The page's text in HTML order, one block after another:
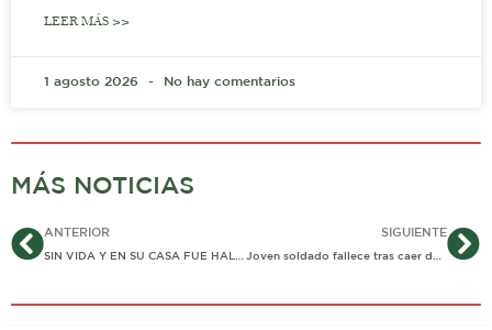
LEER MÁS >>
1 agosto 2026 No hay comentarios
MÁS NOTICIAS
AntANTERIOR
SIN VIDA Y EN SU CASA FUE HALLADO RECONOCIDO LÍDER COMUNAL DE YOPAL: PIDEN INVESTIGAR CAUSAS DE SU MUERTE
SIGUIENTE
Joven soldado fallece tras caer de una garita en base militar de Casanare